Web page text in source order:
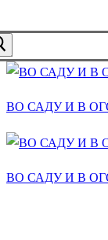
ВО САДУ И В
ВО САДУ И В